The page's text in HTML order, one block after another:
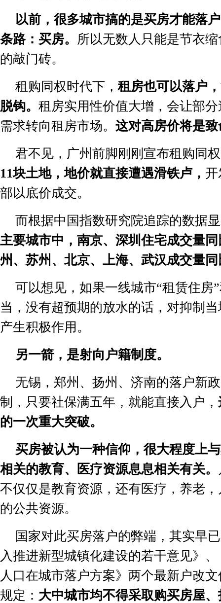
以前，很多城市搞的是买房才能落
条路：买房。 所以无数人只能是节衣
的敲门砖。
租购同权时代下，租房也可以落户
脱钩。 租房实用性价值大增，会让部
需求转向租房市场。 这对高房价将是
君不见，广州前脚刚刚宣布租购同
11块土地，地价就直接遭遇滑铁卢，
部以底价成交。
而根据中国指数研究院追踪的数据
主要城市中，南京、深圳住宅成交量
州、苏州、北京、上海、武汉成交量
可以想见，如果一线城市“租赁住房”
当，没有超预期的放水的话，对抑制
产生积极作用。
另一箭，是射向户籍制度。
无锡，郑州、扬州、济南的落户新
制，只要社保满五年，就能直接入户，
的一次重大突破。
买房被认为一种信仰，很大程度上
相关的教育、医疗资源息息相关有关。
不仅仅是教育资源，还有医疗，养老
的公共资源。
国家对此买房落户的弊端，其实早
入推进新型城镇化建设的若干意见》
人口在城市落户方案》两个最新户改
规定： 大中城市均不得采取购买房屋
英烈和领袖名
反颠覆生死
【视频】赵小鲁：狼牙山五壮士名誉
案“完胜”的标志是制定《国家英烈名
誉保护法》